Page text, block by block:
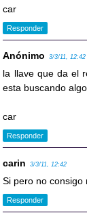
car
Responder
Anónimo 3/3/11, 12:42
la llave que da el
esta buscando
car
Responder
carin 3/3/11, 12:42
Si pero no
Responder